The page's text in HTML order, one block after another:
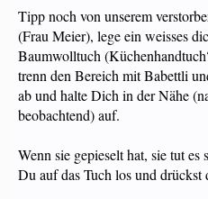
Tipp noch von unserem
(Frau Meier), lege ein weisses
Baumwolltuch
trenn den Bereich mit Babettli
ab und halte Dich in der Nähe
beobachtend) auf.
Wenn sie gepieselt hat, sie tut
Du auf das Tuch los und drückst